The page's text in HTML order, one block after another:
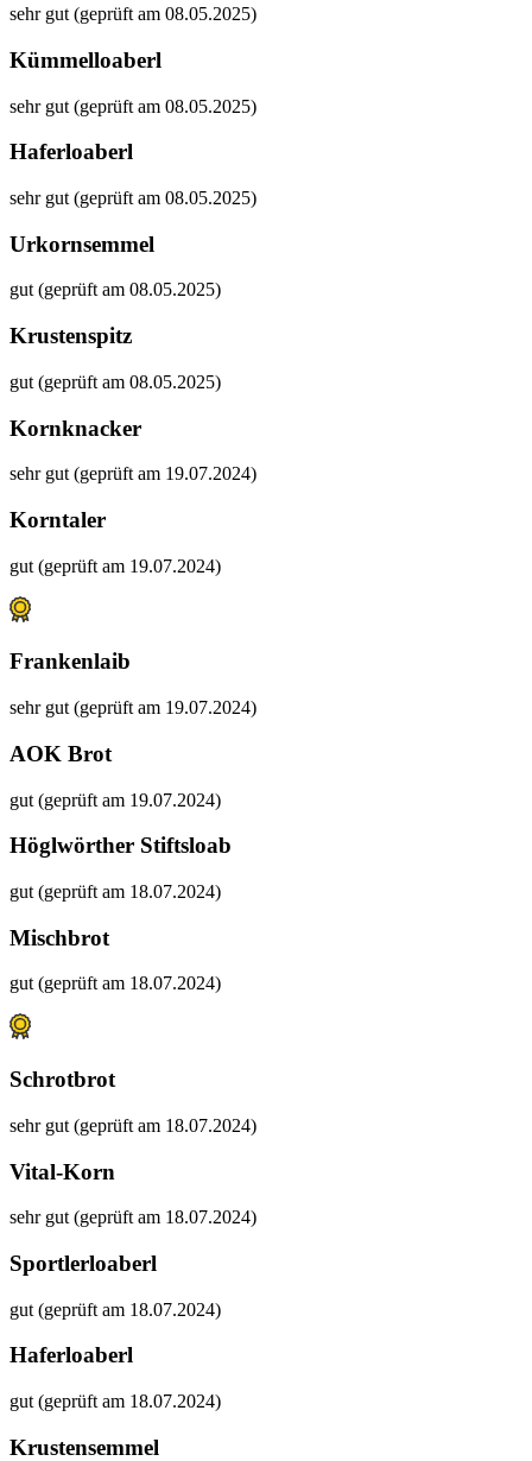
sehr gut (geprüft am 08.05.2025)
Kümmelloaberl
sehr gut (geprüft am 08.05.2025)
Haferloaberl
sehr gut (geprüft am 08.05.2025)
Urkornsemmel
gut (geprüft am 08.05.2025)
Krustenspitz
gut (geprüft am 08.05.2025)
Kornknacker
sehr gut (geprüft am 19.07.2024)
Korntaler
gut (geprüft am 19.07.2024)
Frankenlaib
sehr gut (geprüft am 19.07.2024)
AOK Brot
gut (geprüft am 19.07.2024)
Höglwörther Stiftsloab
gut (geprüft am 18.07.2024)
Mischbrot
gut (geprüft am 18.07.2024)
Schrotbrot
sehr gut (geprüft am 18.07.2024)
Vital-Korn
sehr gut (geprüft am 18.07.2024)
Sportlerloaberl
gut (geprüft am 18.07.2024)
Haferloaberl
gut (geprüft am 18.07.2024)
Krustensemmel